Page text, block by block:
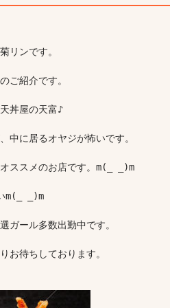
リンです。
ご紹介です。
丼屋の天富♪
中に居るオヤジが怖いです。
ススメのお店です。m(_ _)m
m(_ _)m
ガール多数出勤中です。
お待ちしております。